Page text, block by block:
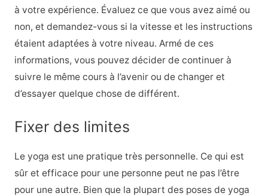
à votre expérience. Évaluez ce que vous avez aimé ou
non, et demandez-vous si la vitesse et les instructions
étaient adaptées à votre niveau. Armé de ces
informations, vous pouvez décider de continuer à
suivre le même cours à l’avenir ou de changer et
d’essayer quelque chose de différent.
Fixer des limites
Le yoga est une pratique très personnelle. Ce qui est
sûr et efficace pour une personne peut ne pas l’être
pour une autre. Bien que la plupart des poses de yoga